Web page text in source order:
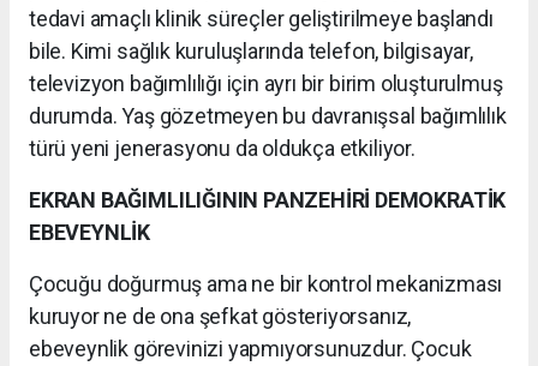
tedavi amaçlı klinik süreçler geliştirilmeye başlandı
bile. Kimi sağlık kuruluşlarında telefon, bilgisayar,
televizyon bağımlılığı için ayrı bir birim oluşturulmuş
durumda. Yaş gözetmeyen bu davranışsal bağımlılık
türü yeni jenerasyonu da oldukça etkiliyor.
EKRAN BAĞIMLILIĞININ PANZEHİRİ DEMOKRATİK
EBEVEYNLİK
Çocuğu doğurmuş ama ne bir kontrol mekanizması
kuruyor ne de ona şefkat gösteriyorsanız,
ebeveynlik görevinizi yapmıyorsunuzdur. Çocuk